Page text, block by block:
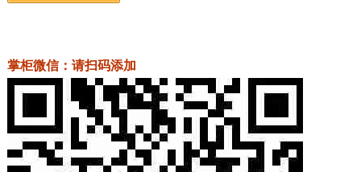
掌柜微信：请扫码添加